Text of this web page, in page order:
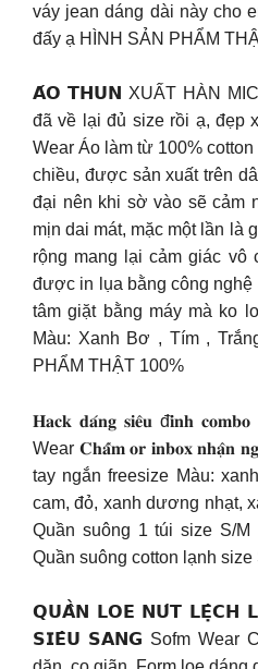
váy jean dáng dài này cho
đấy ạ HÌNH SẢN PHẨM
𝗔́𝗢 𝗧𝗛𝗨𝗡 XUẤT HÀN
đã về lại đủ size rồi ạ, đẹp
Wear Áo làm từ 100%
chiều, được sản xuất trên
đại nên khi sờ vào sẽ cảm
mịn dai mát, mặc một lần là
rộng mang lại cảm giác vô
được in lụa bằng công nghệ
tâm giặt bằng máy mà ko
Màu: Xanh Bơ , Tím ,
PHẨM THẬT 100%
𝐇𝐚𝐜𝐤 𝐝𝐚́𝐧𝐠 𝐬𝐢𝐞̂𝐮 đ𝐢̉𝐧𝐡 𝐜𝐨𝐦𝐛𝐨
Wear 𝐂𝐡𝐚̂́𝐦 𝐨𝐫 𝐢𝐧𝐛𝐨𝐱 𝐧𝐡𝐚̣̂𝐧
tay ngắn freesize Màu:
cam, đỏ, xanh dương nhạt,
Quần suông 1 túi size S/M
Quần suông cotton lạnh size
𝗤𝗨𝗔̂̀𝗡 𝗟𝗢𝗘 𝗡𝗨́𝗧 𝗟𝗘̣̂𝗖𝗛
𝗦𝗜𝗘̂𝗨 𝗦𝗔𝗡𝗚 Sofm Wear